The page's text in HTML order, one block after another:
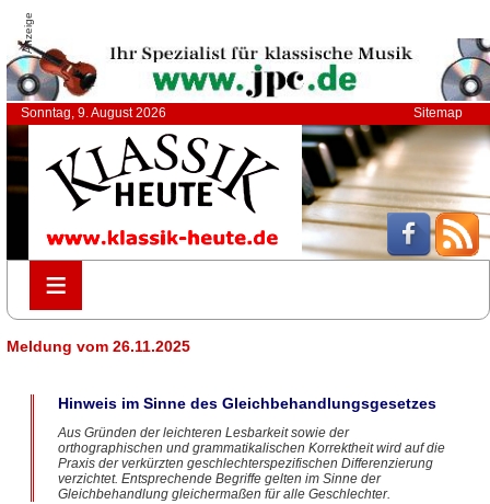
Anzeige
Sonntag, 9. August 2026 Sitemap
≡
≡
Meldung vom 26.11.2025
Hinweis im Sinne des Gleichbehandlungsgesetzes
Aus Gründen der leichteren Lesbarkeit sowie der
orthographischen und grammatikalischen Korrektheit wird auf die
Praxis der verkürzten geschlechterspezifischen Differenzierung
verzichtet. Entsprechende Begriffe gelten im Sinne der
Gleichbehandlung gleichermaßen für alle Geschlechter.